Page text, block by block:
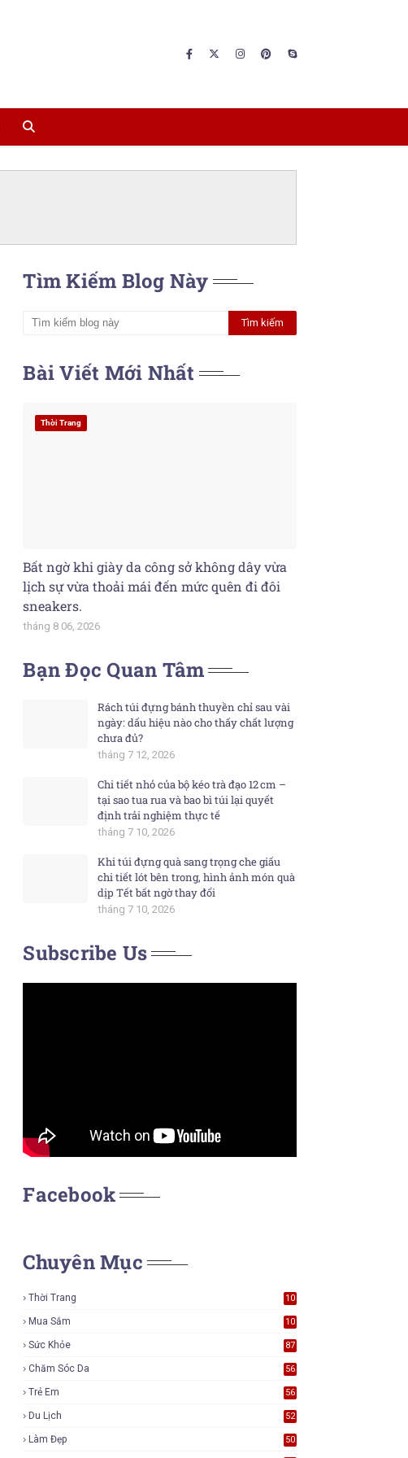
Tìm Kiếm Blog Này
Bài Viết Mới Nhất
Thời Trang
Bất ngờ khi giày da công sở không dây vừa
lịch sự vừa thoải mái đến mức quên đi đôi
sneakers.
tháng 8 06, 2026
Bạn Đọc Quan Tâm
Rách túi đựng bánh thuyền chỉ sau vài
ngày: dấu hiệu nào cho thấy chất lượng
chưa đủ?
tháng 7 12, 2026
Chi tiết nhỏ của bộ kéo trà đạo 12 cm –
tại sao tua rua và bao bì túi lại quyết
định trải nghiệm thực tế
tháng 7 10, 2026
Khi túi đựng quà sang trọng che giấu
chi tiết lót bên trong, hình ảnh món quà
dịp Tết bất ngờ thay đổi
tháng 7 10, 2026
Subscribe Us
Facebook
Chuyên Mục
Thời Trang
10
Mua Sắm
10
Sức Khỏe 87
Chăm Sóc Da 56
Trẻ Em 56
Du Lịch 52
Làm Đẹp 50